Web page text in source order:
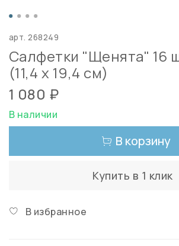
арт.268249
Салфетки "Щенята" 16
(11,4 x 19,4 см)
1 080 ₽
В наличии
В корзину
Купить в 1 клик
В избранное